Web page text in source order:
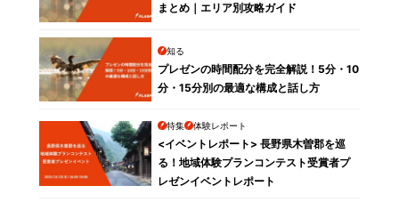
まとめ｜エリア別攻略ガイド
知る
プレゼンの時間配分を完全解説！5分・10
分・15分別の最適な構成と話し方
特集 体験レポート
<イベントレポート> 長野県木曽郡を巡
る！地域体験プランコンテスト受賞者プ
レゼンイベントレポート